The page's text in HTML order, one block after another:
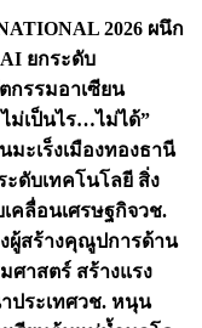
2026 ผนึก
ยกระดับ
กรรมอาเซียน
ม่เป็นไร…ไม่ได้”
มะเร็งเมืองทองธานี
ะดับเทคโนโลยี สิ่ง
คลื่อนเศรษฐกิจวช.
ผู้สร้างคุณูปการด้าน
ศาสตร์ สร้างแรง
ประเทศวช. หนุน